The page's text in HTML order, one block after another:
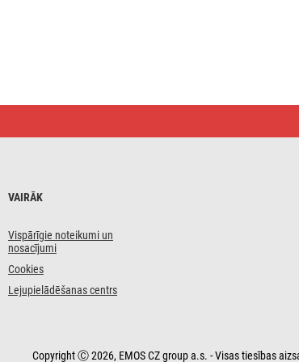
VAIRĀK
Vispārīgie noteikumi un
nosacījumi
Cookies
Lejupielādēšanas centrs
Copyright Ⓒ 2026, EMOS CZ group a.s. - Visas tiesības